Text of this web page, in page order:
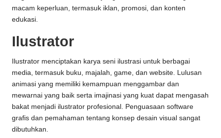
macam keperluan, termasuk iklan, promosi, dan konten
edukasi.
Ilustrator
Ilustrator menciptakan karya seni ilustrasi untuk berbagai
media, termasuk buku, majalah, game, dan website. Lulusan
animasi yang memiliki kemampuan menggambar dan
mewarnai yang baik serta imajinasi yang kuat dapat mengasah
bakat menjadi ilustrator profesional. Penguasaan software
grafis dan pemahaman tentang konsep desain visual sangat
dibutuhkan.